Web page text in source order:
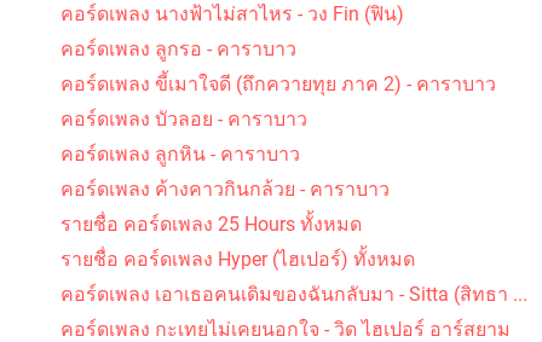
คอร์ดเพลง นางฟ้าไม่สาไหร - วง Fin (ฟิน)
คอร์ดเพลง ลูกรอ - คาราบาว
คอร์ดเพลง ขี้เมาใจดี (ถึกควายทุย ภาค 2) - คาราบาว
คอร์ดเพลง บัวลอย - คาราบาว
คอร์ดเพลง ลูกหิน - คาราบาว
คอร์ดเพลง ค้างคาวกินกล้วย - คาราบาว
รายชื่อ คอร์ดเพลง 25 Hours ทั้งหมด
รายชื่อ คอร์ดเพลง Hyper (ไฮเปอร์) ทั้งหมด
คอร์ดเพลง เอาเธอคนเดิมของฉันกลับมา - Sitta (สิทธา ...
คอร์ดเพลง กะเทยไม่เคยนอกใจ - วิด ไฮเปอร์ อาร์สยาม